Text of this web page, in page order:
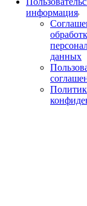
информация
данных